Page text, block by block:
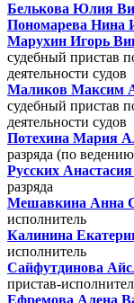
Белькова Юлия
Пономарева Нина
Марухин Игорь
судебный пристав
деятельности судов
Маликов Максим
судебный пристав
деятельности судов
Потехина Мария
разряда (по
Русских
разряда
Мешавкина Анна
исполнитель
Калинина
исполнитель
Сайфутдинова
пристав-